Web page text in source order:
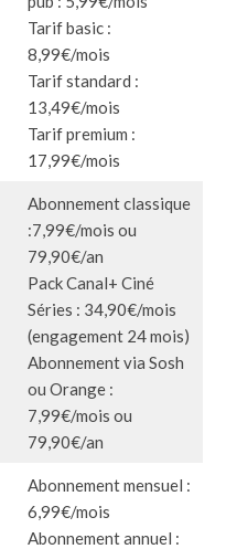
Tarif basic :
8,99€/mois
Tarif standard :
13,49€/mois
Tarif premium :
17,99€/mois
Abonnement classique
:7,99€/mois ou
79,90€/an
Pack Canal+ Ciné
Séries : 34,90€/mois
(engagement 24 mois)
Abonnement via Sosh
ou Orange :
7,99€/mois ou
79,90€/an
Abonnement mensuel :
6,99€/mois
Abonnement annuel :